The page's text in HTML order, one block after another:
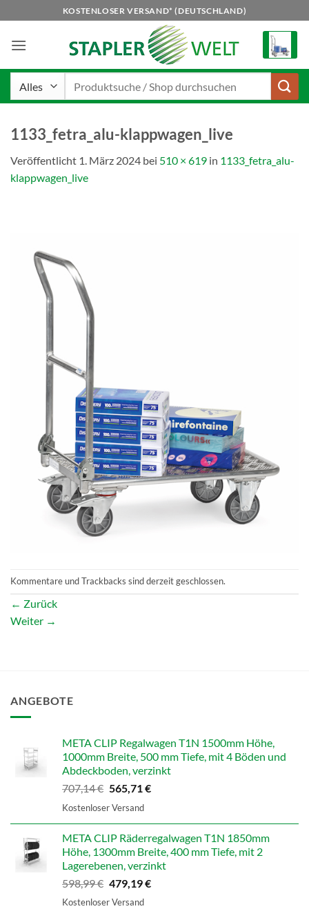
Inhalt
springen
KOSTENLOSER VERSAND* (DEUTSCHLAND)
1133_fetra_alu-klappwagen_live
Veröffentlicht 1. März 2024 bei 510 × 619 in 1133_fetra_alu-
klappwagen_live
Kommentare und Trackbacks sind derzeit geschlossen.
← Zurück
Weiter →
ANGEBOTE
META CLIP Regalwagen T1N 1500mm Höhe,
1000mm Breite, 500 mm Tiefe, mit 4 Böden und
Abdeckboden, verzinkt
707,14€ Ursprünglicher
Preis
565,71€Aktueller
Kostenloser Versand
META CLIP Räderregalwagen T1N 1850mm
Höhe, 1300mm Breite, 400 mm Tiefe, mit 2
Lagerebenen, verzinkt
598,99€ Ursprünglicher
Preis
479,19€Aktueller
Kostenloser Versand